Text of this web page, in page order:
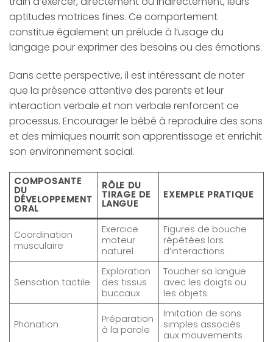
aptitudes motrices fines. Ce comportement
constitue également un prélude à l’usage du
langage pour exprimer des besoins ou des émotions.
Dans cette perspective, il est intéressant de noter
que la présence attentive des parents et leur
interaction verbale et non verbale renforcent ce
processus. Encourager le bébé à reproduire des sons
et des mimiques nourrit son apprentissage et enrichit
son environnement social.
COMPOSANTE
DU
DÉVELOPPEMENT
ORAL
RÔLE DU
TIRAGE DE
LANGUE
EXEMPLE PRATIQUE
Coordination
musculaire
Exercice
moteur
naturel
Figures de bouche
répétées lors
d’interactions
Sensation tactile
Exploration
des tissus
buccaux
Toucher sa langue
avec les doigts ou
les objets
Phonation
Préparation
à la parole
Imitation de sons
simples associés
aux mouvements